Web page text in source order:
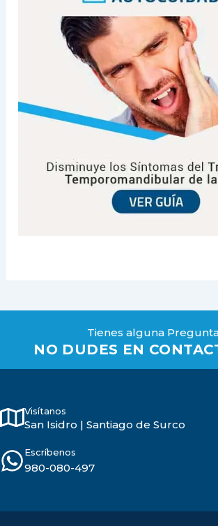
Tienes alguna
NO DUDES EN
Visítanos
San Isidro | Santiago de Surco
Escríbenos
980-080-497